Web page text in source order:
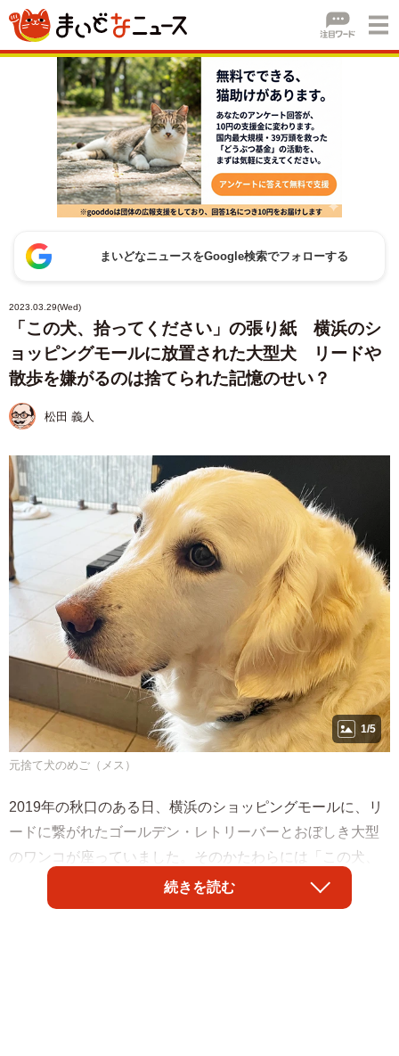
まいどなニュースをGoogle検索でフォローする
2023.03.29(Wed)
「この犬、拾ってください」の張り紙 横浜のシ
ョッピングモールに放置された大型犬 リードや
散歩を嫌がるのは捨てられた記憶のせい？
松田 義人
1/5
元捨て犬のめご（メス）
2019年の秋口のある日、横浜のショッピングモールに、リ
ードに繋がれたゴールデン・レトリーバーとおぼしき大型
のワンコが座っていました。そのかたわらには「この犬、
拾ってください」と書かれた張り紙があり、捨て犬である
ことがすぐにわかりました。
続きを読む